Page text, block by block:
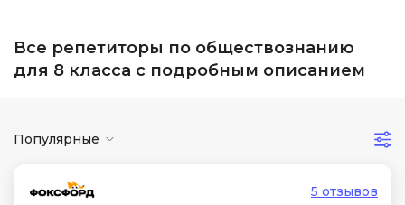
Все репетиторы по обществознанию
для 8 класса с подробным описанием
Популярные
5 отзывов